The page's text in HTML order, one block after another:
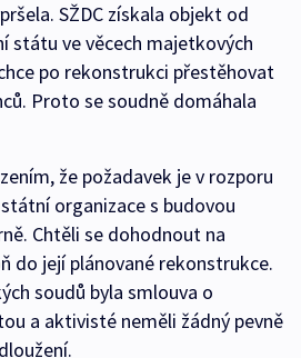
SŽDC získala objekt od
státu ve věcech majetkových
po rekonstrukci přestěhovat
Proto se soudně domáhala
že požadavek je v rozporu
organizace s budovou
Chtěli se dohodnout na
do její plánované rekonstrukce.
soudů byla smlouva o
a aktivisté neměli žádný pevně